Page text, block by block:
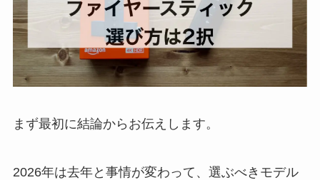
まず最初に結論からお伝えします。
2026年は去年と事情が変わって、選ぶべきモデル